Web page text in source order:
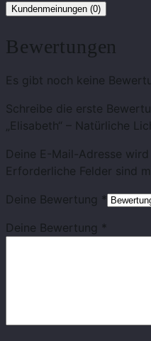
Kundenmeinungen (0)
Bewertungen
Es gibt noch keine
Schreibe die erste
„Elisabeth“ – Natürliche
Deine E-Mail-Adresse
Erforderliche Felder sind
Deine Bewertung *
Deine Bewertung *